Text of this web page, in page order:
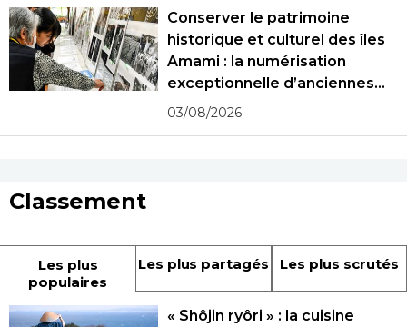
Conserver le patrimoine
historique et culturel des îles
Amami : la numérisation
exceptionnelle d’anciennes
photographies
03/08/2026
Classement
Les plus
populaires
Les plus partagés Les plus scrutés
« Shôjin ryôri » : la cuisine